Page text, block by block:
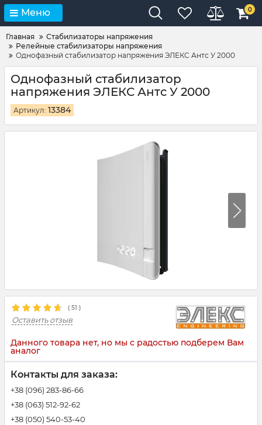
Меню 0
Главная
Стабилизаторы напряжения
Релейные стабилизаторы напряжения
Однофазный стабилизатор напряжения ЭЛЕКС Антс У 2000
Однофазный стабилизатор
напряжения ЭЛЕКС Антс У 2000
Артикул: 13384
( 51 )
Оставить отзыв
Данного товара нет, но мы с радостью подберем Вам
аналог
Контакты для заказа:
+38 (096) 283-86-66
+38 (063) 512-92-62
+38 (050) 540-53-40